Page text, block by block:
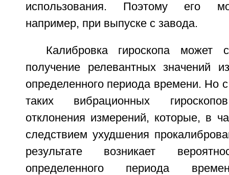
использования. Поэтому его
например, при выпуске с завода.
Калибровка гироскопа может
получение релевантных значений
определенного периода времени. Но
таких вибрационных
отклонения измерений, которые, в
следствием ухудшения
результате возникает
определенного периода